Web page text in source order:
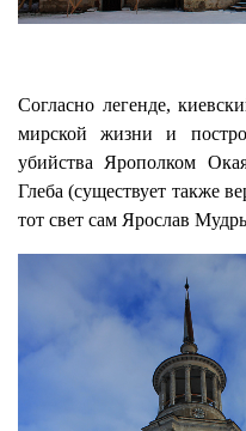
Согласно легенде,
мирской жизни и
убийства Ярополком
Глеба (существует также
тот свет сам Ярослав